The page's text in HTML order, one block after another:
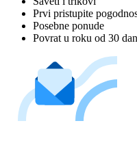
Prvi pristupite
Posebne ponude
Povrat u roku od 30